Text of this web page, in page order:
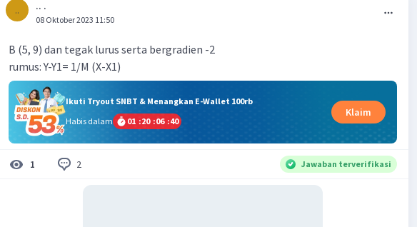
.. .. .
08 Oktober 2023 11:50
B (5, 9) dan tegak lurus serta bergradien -2
rumus: Y-Y1= 1/M (X-X1)
Ikuti Tryout SNBT & Menangkan E-Wallet 100rb
Habis dalam
01 :20 :06 :39
Klaim
1 2 Jawaban terverifikasi